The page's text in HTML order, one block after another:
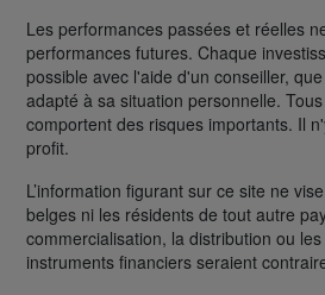
Les performances passées et réelles
performances futures. Chaque
possible avec l'aide d'un conseiller,
adapté à sa situation personnelle.
comportent des risques importants. Il
profit.
L’information figurant sur ce site ne
belges ni les résidents de tout autre
commercialisation, la distribution ou
instruments financiers seraient